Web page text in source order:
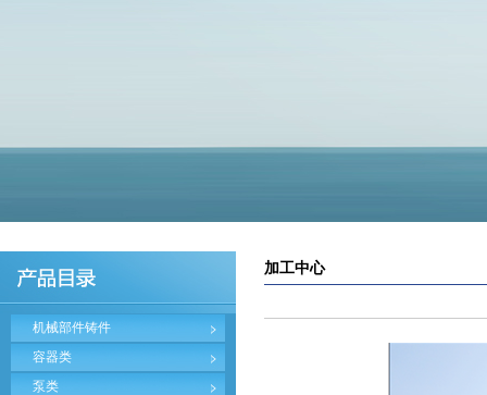
机械部件铸件
容器类
泵类
加工中心